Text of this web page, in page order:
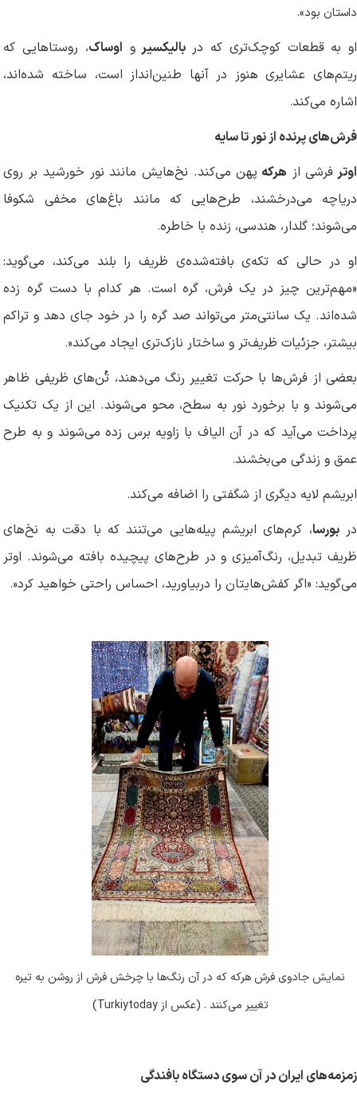
داستان بود.«
او به قطعات کوچک‌تری که دربالیکسیرو اوساک، روستاهایی که
ریتم‌های عشایری هنوز در آنها طنین‌انداز است، ساخته شده‌اند،
اشاره می‌کند.
فرش‌های پرنده از نور تا سایه
اوتر فرشی از هرکه پهن می‌کند. نخ‌هایش مانند نور خورشید بر روی
دریاچه می‌درخشند، طرح‌هایی که مانند باغ‌های مخفی شکوفا
می‌شوند؛ گلدار، هندسی، زنده با خاطره.
او در حالی که تکه‌ی بافته‌شده‌ی ظریف را بلند می‌کند، می‌گوید:
«مهم‌ترین چیز در یک فرش، گره است. هر کدام با دست گره زده
شده‌اند. یک سانتی‌متر می‌تواند صد گره را در خود جای دهد و تراکم
بیشتر، جزئیات ظریف‌تر و ساختار نازک‌تری ایجاد می‌کند.»
بعضی از فرش‌ها با حرکت تغییر رنگ می‌دهند، تُن‌های ظریفی ظاهر
می‌شوند و با برخورد نور به سطح، محو می‌شوند. این از یک تکنیک
پرداخت می‌آید که در آن الیاف با زاویه برس زده می‌شوند و به طرح
عمق و زندگی می‌بخشند.
ابریشم لایه دیگری از شگفتی را اضافه می‌کند.
دربورسا، کرم‌های ابریشم پیله‌هایی می‌تنند که با دقت به نخ‌های
ظریف تبدیل، رنگ‌آمیزی و در طرح‌های پیچیده بافته می‌شوند. اوتر
می‌گوید: «اگر کفش‌هایتان را دربیاورید، احساس راحتی خواهید کرد.»
نمایش جادوی فرش هرکه که در آن رنگ‌ها با چرخش فرش از روشن به تیره
تغییر می‌کنند . (عکس از Turkiytoday)
زمزمه‌های ایران در آن سوی دستگاه بافندگی